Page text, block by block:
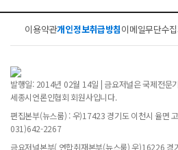
이용약관개인정보취급방침이메일무단수
발행일: 2014년 02월 14일 | 금요저널은 국제전문
세종시언론인협회 회원사입니다.
편집본부(뉴스룸) : 우)17423 경기도 이천시 율면
031)642-2267
금요저널본부( 연합취재본부(뉴스룸) 우)16226 경